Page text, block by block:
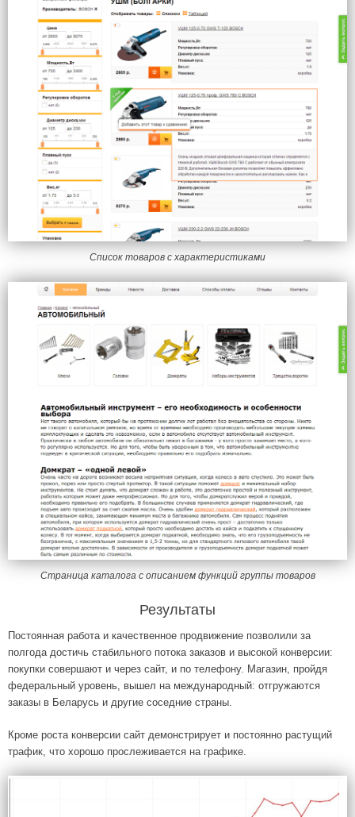
Список товаров с характеристиками
Страница каталога с описанием функций группы товаров
Результаты
Постоянная работа и качественное продвижение позволили за
полгода достичь стабильного потока заказов и высокой конверсии:
покупки совершают и через сайт, и по телефону. Магазин, пройдя
федеральный уровень, вышел на международный: отгружаются
заказы в Беларусь и другие соседние страны.
Кроме роста конверсии сайт демонстрирует и постоянно растущий
трафик, что хорошо прослеживается на графике.